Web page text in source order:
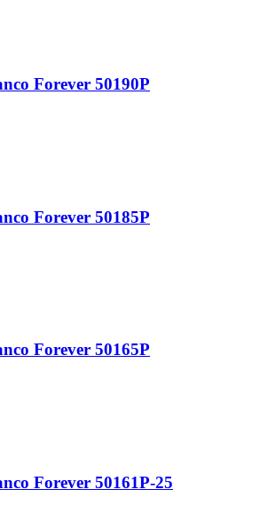
Forever 50190P
Forever 50185P
Forever 50165P
Forever 50161P-25